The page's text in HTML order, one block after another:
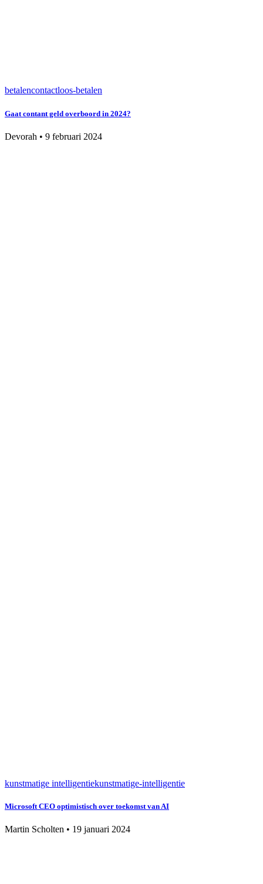
betalencontactloos-betalen
Gaat contant geld overboord in 2024?
Devorah • 9 februari 2024
kunstmatige intelligentiekunstmatige-intelligentie
Microsoft CEO optimistisch over toekomst van AI
Martin Scholten • 19 januari 2024